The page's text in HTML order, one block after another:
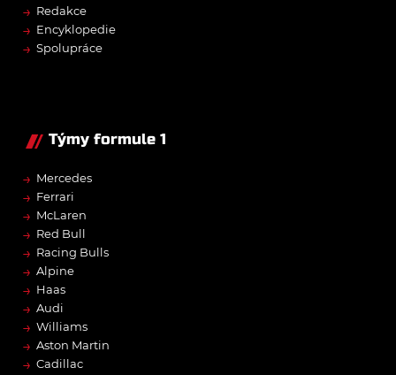
→ Redakce
→ Encyklopedie
→ Spolupráce
Týmy formule 1
→ Mercedes
→ Ferrari
→ McLaren
→ Red Bull
→ Racing Bulls
→ Alpine
→ Haas
→ Audi
→ Williams
→ Aston Martin
→ Cadillac